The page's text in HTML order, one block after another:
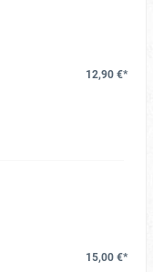
12,90 €*
15,00 €*